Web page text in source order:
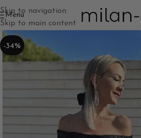
Skip to navigation
Skip to main content
Menú
-34%